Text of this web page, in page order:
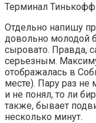
Терминал
Отдельно напишу
довольно молодой
сыровато. Правда,
серьезным.
отображалась в
месте). Пару раз не
и не понял, то ли
также, бывает
несколько минут.